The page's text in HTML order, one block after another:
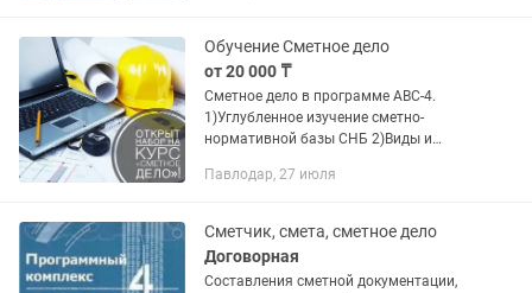
Обучение Сметное дело
от 20 000 ₸
Сметное дело в программе АВС-4.
1)Углубленное изучение сметно-
нормативной базы СНБ 2)Виды и
и структура сметной стоимости.
Павлодар, 27 июля
Сметчик, смета, сметное дело
Договорная
Составления сметной документации,